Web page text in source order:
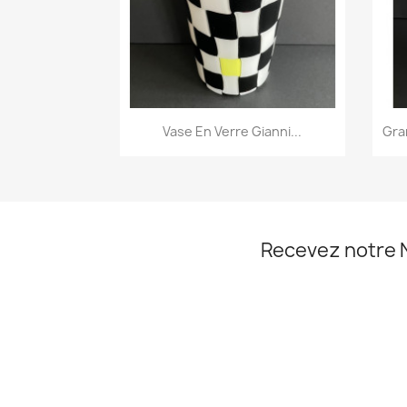
 Aperçu rapide
Vase En Verre Gianni...
Recevez notre